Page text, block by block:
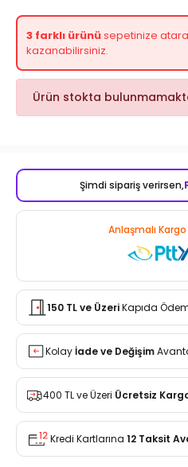
3 farklı ürünüsepetinize
kazanabilirsiniz.
Ürün stokta
Şimdi sipariş verirsen,
Anlaşmalı Kargo
150 TL ve ÜzeriKapıda
Kolayİade ve Değişim
400 TL ve Üzeri Ücretsiz
Kredi Kartlarına 12 Taksit